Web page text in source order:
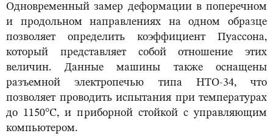
Одновременный замер деформации в поперечном
и продольном направлениях на одном образце
позволяет определить коэффициент Пуассона,
который представляет собой отношение этих
величин. Данные машины также оснащены
разъемной электропечью типа НТО-34, что
позволяет проводить испытания при температурах
до 1150°С, и приборной стойкой с управляющим
компьютером.